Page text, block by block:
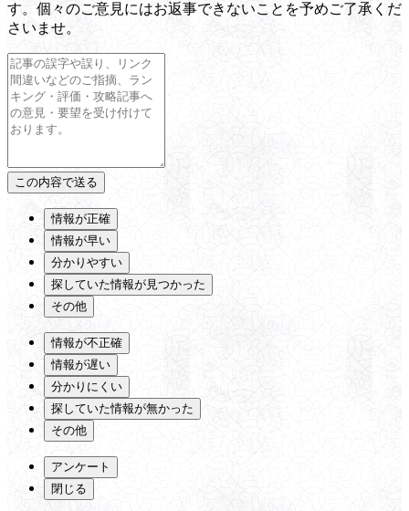
す。個々のご意見にはお返事できないことを予めご了承くだ
さいませ。
情報が正確
情報が早い
分かりやすい
探していた情報が見つかった
その他
情報が不正確
情報が遅い
分かりにくい
探していた情報が無かった
その他
アンケート
閉じる